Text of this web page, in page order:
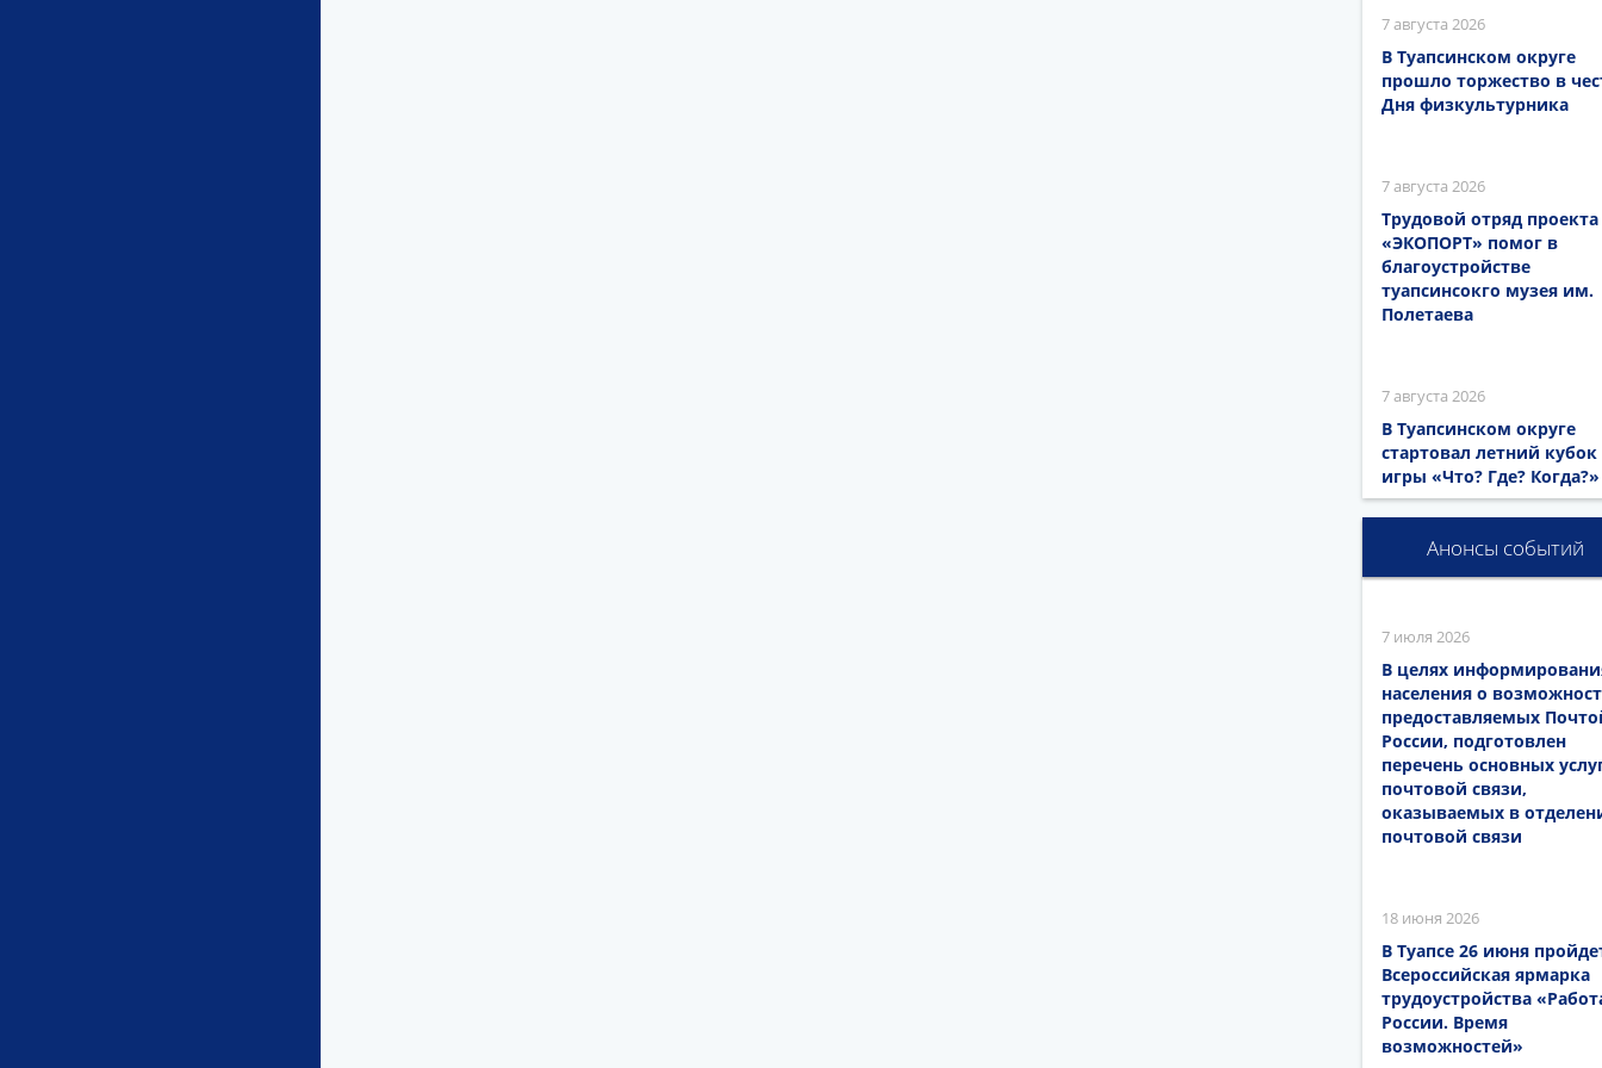
7 августа 2026
В Туапсинском округе
прошло торжество в
Дня физкультурника
7 августа 2026
Трудовой отряд проекта
«ЭКОПОРТ» помог в
благоустройстве
туапсинсокго музея им.
Полетаева
7 августа 2026
В Туапсинском округе
стартовал летний кубок
игры «Что? Где? Когда?»
Анонсы событий
7 июля 2026
В целях
населения о
предоставляемых
России, подготовлен
перечень основных
почтовой связи,
оказываемых в
почтовой связи
18 июня 2026
В Туапсе 26 июня
Всероссийская ярмарка
трудоустройства
России. Время
возможностей»